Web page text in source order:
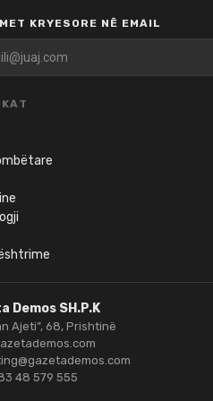
KRYESORE NË EMAIL
Demos SH.P.K
Ajeti”, 68, Prishtinë
48 579 555